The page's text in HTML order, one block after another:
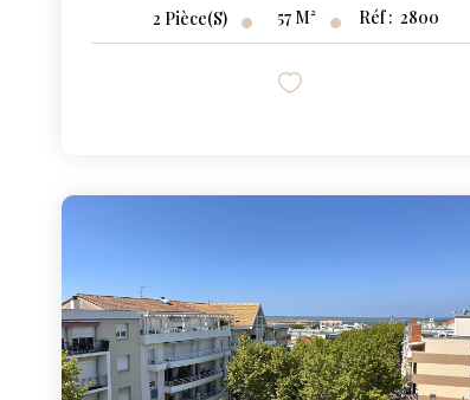
2 Pièce(s) 57 M² Réf : 2800